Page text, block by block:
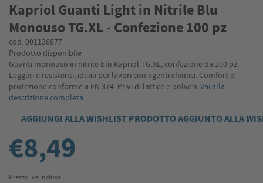
Kapriol Guanti Light in Nitrile Blu
Monouso TG.XL - Confezione 100 pz
cod. 001138877
Prodotto disponibile
Guanti monouso in nitrile blu Kapriol TG.XL, confezione da 100 pz.
Leggeri e resistenti, ideali per lavori con agenti chimici. Comfort e
protezione conforme a EN 374. Privi di lattice e polveri. Vai alla
descrizione completa
AGGIUNGI ALLA WISHLISTPRODOTTO AGGIUNTO ALLA
€8,49
Prezzo iva inclusa